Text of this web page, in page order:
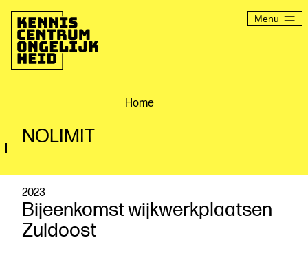
naar
inhoud
Menu
Home
NOLIMIT
2023
Bijeenkomst wijkwerkplaatsen
Zuidoost